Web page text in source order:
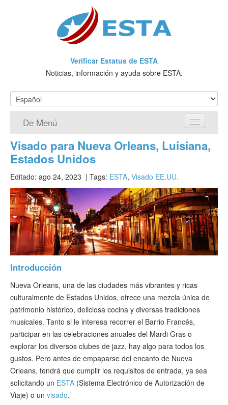
Verificar Estatus de ESTA
Noticias, información y ayuda sobre ESTA.
De Menú
Página de inicio
¿Qué es ESTA?
VWP
Verificar ESTA
ESTA Información
Visado para Nueva Orleans, Luisiana,
Estados Unidos
Editado: ago 24, 2023 | Tags: ESTA, Visado EE.UU.
Introducción
Nueva Orleans, una de las ciudades más vibrantes y ricas
culturalmente de Estados Unidos, ofrece una mezcla única de
patrimonio histórico, deliciosa cocina y diversas tradiciones
musicales. Tanto si le interesa recorrer el Barrio Francés,
participar en las celebraciones anuales del Mardi Gras o
explorar los diversos clubes de jazz, hay algo para todos los
gustos. Pero antes de empaparse del encanto de Nueva
Orleans, tendrá que cumplir los requisitos de entrada, ya sea
solicitando un ESTA (Sistema Electrónico de Autorización de
Viaje) o un visado.